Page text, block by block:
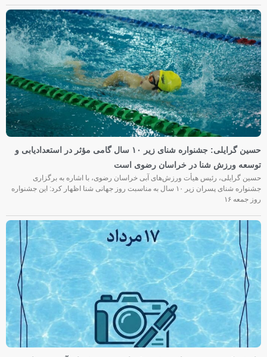
حسین گرایلی: جشنواره شنای زیر ۱۰ سال گامی مؤثر در استعدادیابی و
توسعه ورزش شنا در خراسان رضوی است
حسین گرایلی، رئیس هیأت ورزش‌های آبی خراسان رضوی، با اشاره به برگزاری
جشنواره شنای پسران زیر ۱۰ سال به مناسبت روز جهانی شنا اظهار کرد: این جشنواره
روز جمعه‌ ۱۶